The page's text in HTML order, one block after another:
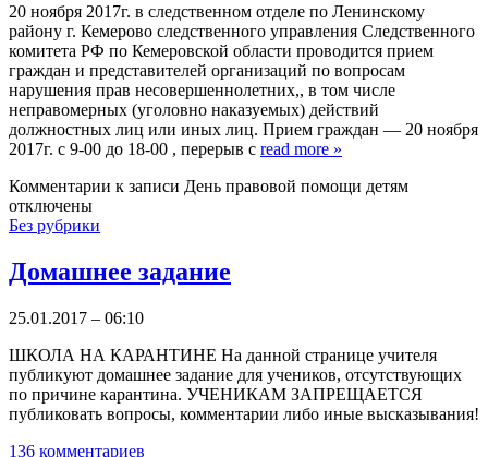
20 ноября 2017г. в следственном отделе по Ленинскому
району г. Кемерово следственного управления Следственного
комитета РФ по Кемеровской области проводится прием
граждан и представителей организаций по вопросам
нарушения прав несовершеннолетних,, в том числе
неправомерных (уголовно наказуемых) действий
должностных лиц или иных лиц. Прием граждан — 20 ноября
2017г. с 9-00 до 18-00 , перерыв с read more »
Комментарии к записи День правовой помощи детям
отключены
Без рубрики
Домашнее задание
25.01.2017 – 06:10
ШКОЛА НА КАРАНТИНЕ На данной странице учителя
публикуют домашнее задание для учеников, отсутствующих
по причине карантина. УЧЕНИКАМ ЗАПРЕЩАЕТСЯ
публиковать вопросы, комментарии либо иные высказывания!
136 комментариев